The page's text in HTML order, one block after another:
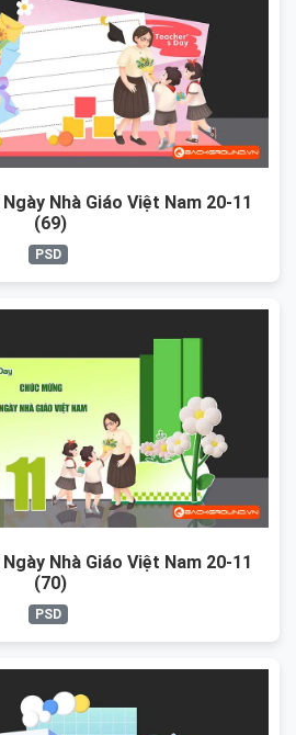
Nhà Giáo Việt Nam 20-11
(69)
PSD
Nhà Giáo Việt Nam 20-11
(70)
PSD